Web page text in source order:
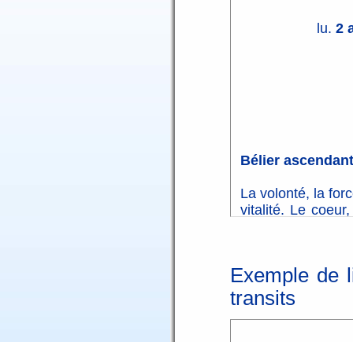
lu. 2
Bélier
La volonté, la
vitalité. Le
muscles.
Le
Exemple de
transits